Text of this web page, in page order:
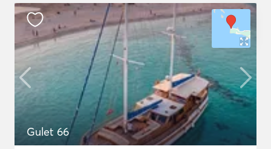
Gulet 66